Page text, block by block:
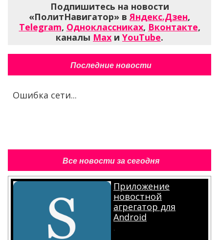
Подпишитесь на новости
«ПолитНавигатор» вЯндекс.Дзен,
Telegram, Одноклассниках, Вконтакте,
каналы Max и YouTube.
Последние новости
Ошибка сети...
Все новости за сегодня
Приложение
новостной
агрегатор для
Android
.